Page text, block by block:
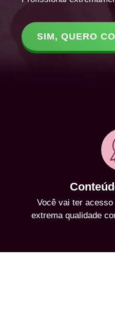
SIM, QUERO
Você vai ter
extrema qualidade